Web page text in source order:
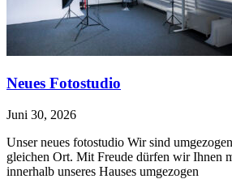
Neues Fotostudio
Juni 30, 2026
Unser neues fotostudio Wir sind
gleichen Ort. Mit Freude dürfen wir Ihnen
innerhalb unseres Hauses umgezogen